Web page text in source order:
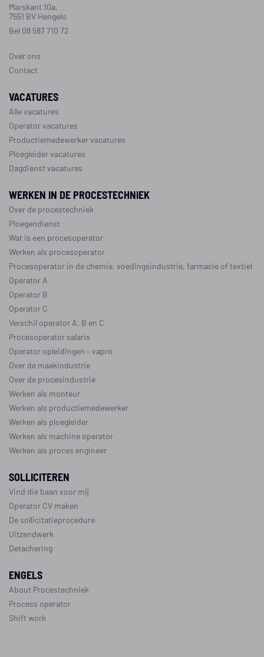
Marskant 10a,
7551 BV Hengelo
Bel 08 587 710 72
Over ons
Contact
VACATURES
Alle vacatures
Operator vacatures
Productiemedewerker vacatures
Ploegleider vacatures
Dagdienst vacatures
WERKEN IN DE PROCESTECHNIEK
Over de procestechniek
Ploegendienst
Wat is een procesoperator
Werken als procesoperator
Procesoperator in de chemie voedingsindustrie farmacie oftextiel
Operator A
Operator B
Operator C
Verschil operator A, B en C
Procesoperator salaris
Operator opleidingen –vapro
Over de maakindustrie
Over de procesindustrie
Werken als monteur
Werken als productiemedewerker
Werken als ploegleider
Werken als machine operator
Werken als proces engineer
SOLLICITEREN
Vind die baan voor mij
Operator CV maken
De sollicitatieprocedure
Uitzendwerk
Detachering
ENGELS
About Procestechniek
Process operator
Shift work